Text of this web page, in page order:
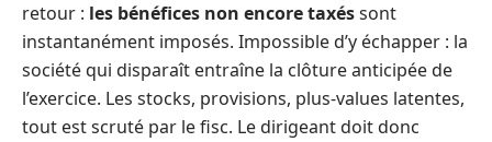
retour : les bénéfices non encore taxéssont
instantanément imposés. Impossible d’y échapper : la
société qui disparaît entraîne la clôture anticipée de
l’exercice. Les stocks, provisions, plus-values latentes,
tout est scruté par le fisc. Le dirigeant doit donc